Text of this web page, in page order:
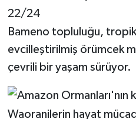
22/24
Bameno topluluğu,
evcilleştirilmiş örümcek
çevrili bir yaşam sürüyor.